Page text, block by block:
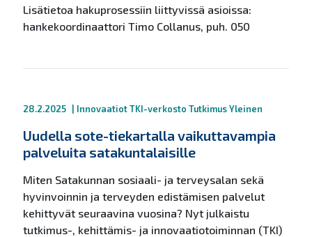
Lisätietoa hakuprosessiin liittyvissä asioissa:
hankekoordinaattori Timo Collanus, puh. 050
28.2.2025 InnovaatiotTKI-verkosto TutkimusYleinen
Uudella sote-tiekartalla vaikuttavampia
palveluita satakuntalaisille
Miten Satakunnan sosiaali- ja terveysalan sekä
hyvinvoinnin ja terveyden edistämisen palvelut
kehittyvät seuraavina vuosina? Nyt julkaistu
tutkimus-, kehittämis- ja innovaatiotoiminnan (TKI)